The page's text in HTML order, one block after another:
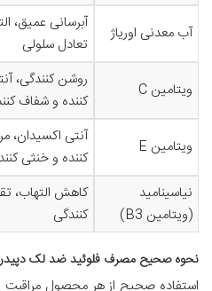
آب معدنی اوریاژ
آبرسانی عمیق،
تعادل سلولی
ویتامین C
روشن کنندگی،
کننده و شفاف
ویتامین E
آنتی اکسیدان،
کننده و خنثی
نیاسینامید
(ویتامین B3)
کاهش التهاب،
کنندگی
نحوه صحیح مصرف فلوئید ضد لک دپیدرم
استفاده صحیح از هر محصول مراقبت